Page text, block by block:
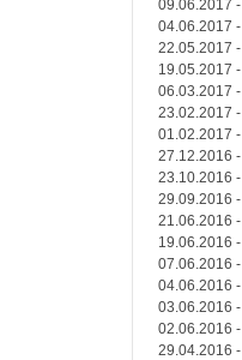
09.06.2017 -
04.06.2017 -
22.05.2017 -
19.05.2017 -
06.03.2017 -
23.02.2017 -
01.02.2017 -
27.12.2016 -
23.10.2016 -
29.09.2016 -
21.06.2016 -
19.06.2016 -
07.06.2016 -
04.06.2016 -
03.06.2016 -
02.06.2016 -
29.04.2016 -